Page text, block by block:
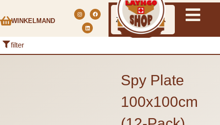
WINKELMAND
filter
Spy Plate
100x100cm